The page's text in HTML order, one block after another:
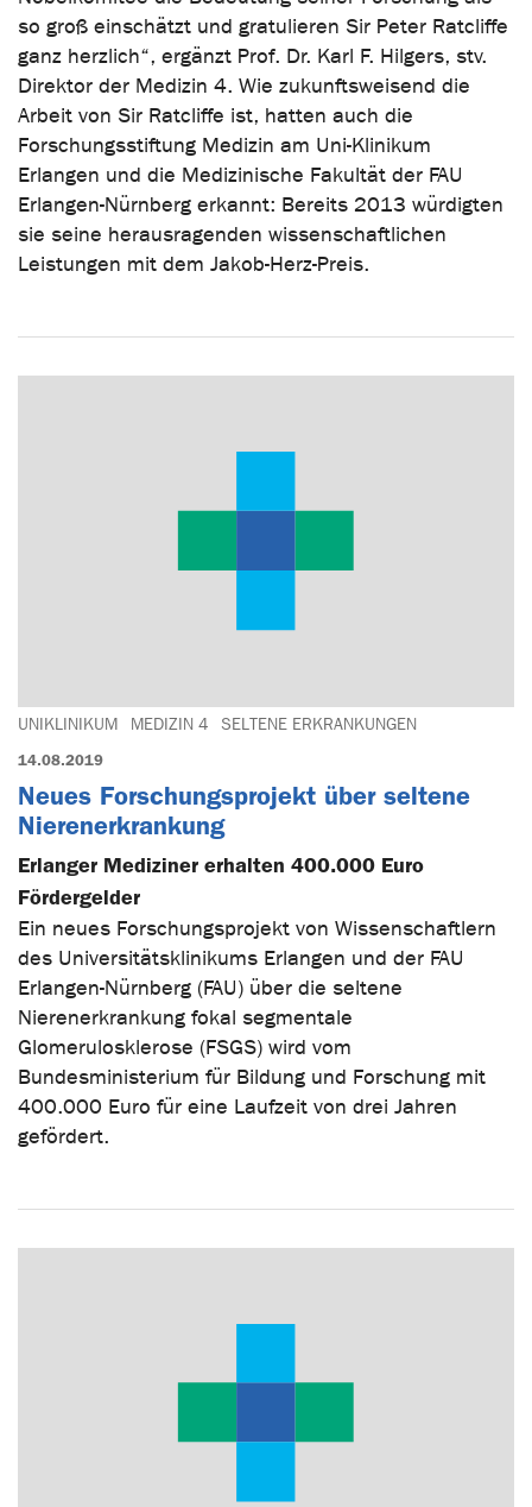
so groß einschätzt und gratulieren Sir Peter Ratcliffe
ganz herzlich“, ergänzt Prof. Dr. Karl F. Hilgers, stv.
Direktor der Medizin 4. Wie zukunftsweisend die
Arbeit von Sir Ratcliffe ist, hatten auch die
Forschungsstiftung Medizin am Uni-Klinikum
Erlangen und die Medizinische Fakultät der FAU
Erlangen-Nürnberg erkannt: Bereits 2013 würdigten
sie seine herausragenden wissenschaftlichen
Leistungen mit dem Jakob-Herz-Preis.
UNIKLINIKUM MEDIZIN 4 SELTENE ERKRANKUNGEN
14.08.2019
Neues Forschungsprojekt über seltene
Nierenerkrankung
Erlanger Mediziner erhalten 400.000 Euro
Fördergelder
Ein neues Forschungsprojekt von Wissenschaftlern
des Universitätsklinikums Erlangen und der FAU
Erlangen-Nürnberg (FAU) über die seltene
Nierenerkrankung fokal segmentale
Glomerulosklerose (FSGS) wird vom
Bundesministerium für Bildung und Forschung mit
400.000 Euro für eine Laufzeit von drei Jahren
gefördert.